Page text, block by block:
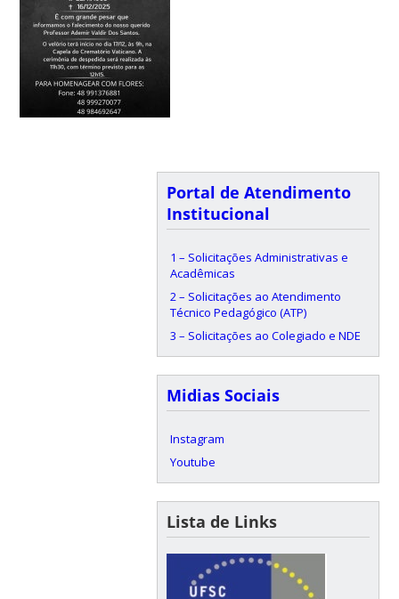
Portal de Atendimento
Institucional
1 – Solicitações Administrativas e
Acadêmicas
2 – Solicitações ao Atendimento
Técnico Pedagógico (ATP)
3 – Solicitações ao Colegiado e NDE
Midias Sociais
Instagram
Youtube
Lista de Links